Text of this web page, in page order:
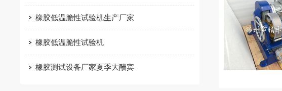
橡胶低温脆性试验机生产厂家
橡胶低温脆性试验机
橡胶测试设备厂家夏季大酬宾